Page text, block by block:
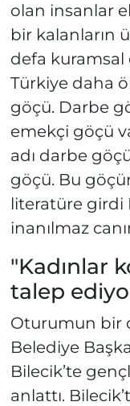
olan insanlar
bir kalanların
defa kuramsal
Türkiye daha
göçü. Darbe
emekçi göçü
adı darbe
göçü. Bu
literatüre girdi
inanılmaz
"Kadınlar
talep
Oturumun bir
Belediye
Bilecik’te
anlattı.